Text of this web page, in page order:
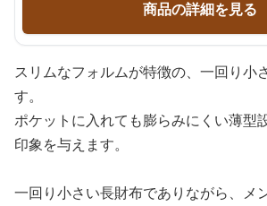
商品の詳細を見る
スリムなフォルムが特徴の、一回り小
す。
ポケットに入れても膨らみにくい薄型
印象を与えます。
一回り小さい長財布でありながら、メ